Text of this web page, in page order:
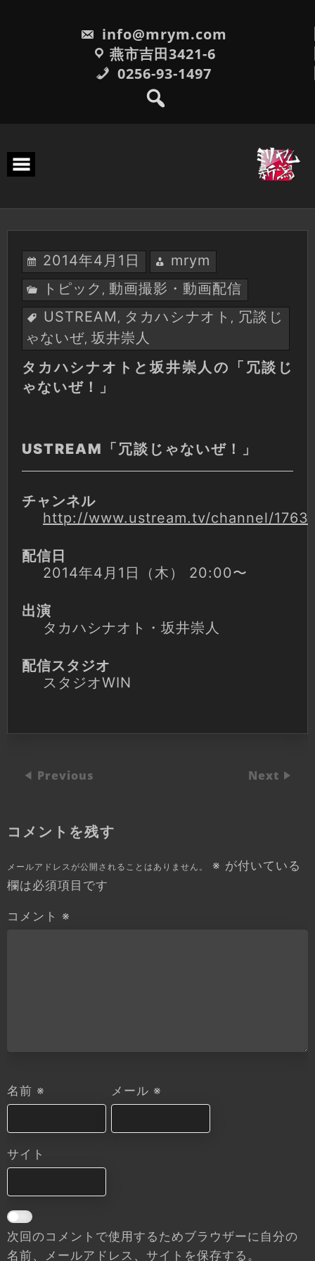
info@mrym.com
燕市吉田3421-6
0256-93-1497
2014年4月1日
mrym
トピック , 動画撮影・動画配信
USTREAM , タカハシナオト , 冗談じ
ゃないぜ, 坂井崇人
タカハシナオトと坂井崇人の「冗談じ
ゃないぜ！」
USTREAM「冗談じゃないぜ！」
チャンネル
http://www.ustream.tv/channel/
配信日
2014年4月1日（木） 20:00〜
出演
タカハシナオト・坂井崇人
配信スタジオ
スタジオWIN
Previous Next
コメントを残す
メールアドレスが公開されることはありません。 ※ が付いている
欄は必須項目です
コメント ※
名前 ※ メール ※
サイト
次回のコメントで使用するためブラウザーに自分の
名前、メールアドレス、サイトを保存する。